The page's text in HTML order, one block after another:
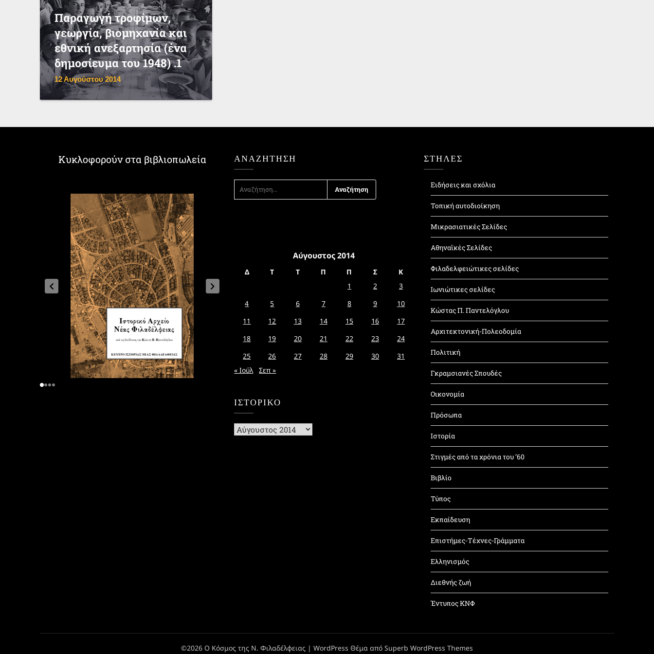
Παραγωγή τροφίμων,
γεωργία, βιομηχανία και
εθνική ανεξαρτησία (ένα
δημοσίευμα του 1948) .1
12 Αυγούστου 2014
Κυκλοφορούν στα βιβλιοπωλεία ΑΝΑΖΉΤΗΣΗ
ΓΙΑ:
Αύγουστος 2014
Δ Τ Τ Π Π Σ
Κ
1
2
3
4
5 6 7 8 9
10
11
12 13 14 15 16
17
18
19 20 21 22 23
24
25
26 27 28 29 30
31
« Ιούλ
Σεπ »
ΙΣΤΟΡΙΚΌ
Ιστορικό
ΣΤΗΛΕΣ
Ειδήσεις και σχόλια
Τοπική αυτοδιοίκηση
Μικρασιατικές Σελίδες
Αθηναϊκές Σελίδες
Φιλαδελφειώτικες σελίδες
Ιωνιώτικες σελίδες
Κώστας Π. Παντελόγλου
Αρχιτεκτονική-Πολεοδομία
Πολιτική
Γκραμσιανές Σπουδές
Οικονομία
Πρόσωπα
Ιστορία
Στιγμές από τα χρόνια του ’60
Βιβλίο
Τύπος
Εκπαίδευση
Επιστήμες-Τέχνες-Γράμματα
Ελληνισμός
Διεθνής ζωή
Έντυπος ΚΝΦ
©2026 Ο Κόσμος της Ν. Φιλαδέλφειας | WordPress Θέμα από Superb WordPress Themes